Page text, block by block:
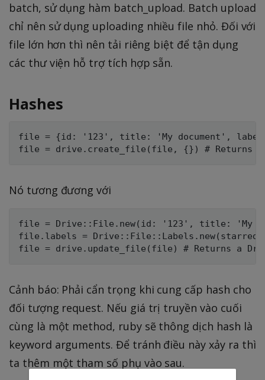
batch, sử dụng hàm batch_upload. Batch upload
chỉ nên sử dụng uploading nhiều file nhỏ. Đối với
file lớn hơn thì nên tải riêng biệt để tận dụng
các thư viện hỗ trợ tích hợp sẵn.
Hashes
file = {id: '123', title: 'My document',
Nó tương đương với
file = Drive::File.new(id: '123', title: 'My
file.labels =
Cảnh báo: Phải cẩn trọng khi cung cấp hash cho
đối tượng request. Nếu giá trị truyền vào cuối
cùng là một method, ruby sẽ thông dịch hash là
keyword arguments. Để tránh điều này xảy ra thì
ta thêm một tham số phụ vào sau.